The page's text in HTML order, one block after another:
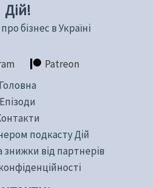
Дій!
бізнес в Україні
Patreon
Головна
Епізоди
подкасту Дій
знижки від партнерів